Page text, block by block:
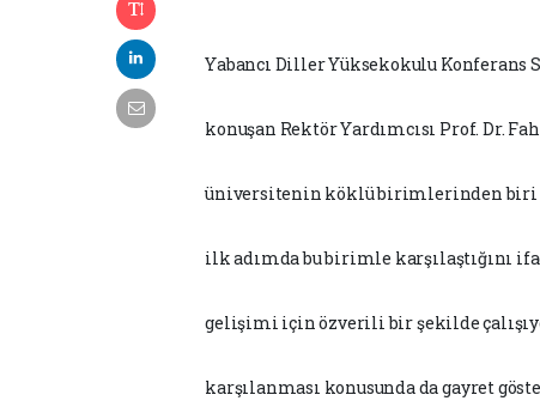
Yabancı Diller Yüksekokulu Konferans
konuşan Rektör Yardımcısı Prof. Dr.
üniversitenin köklü birimlerinden biri
ilk adımda bu birimle karşılaştığını
gelişimi için özverili bir şekilde
karşılanması konusunda da gayret